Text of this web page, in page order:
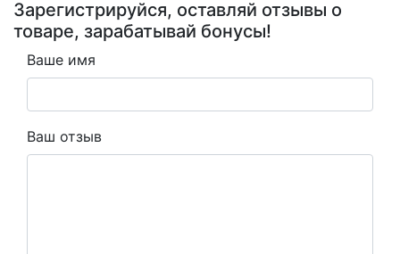
Зарегистрируйся, оставляй отзывы о
товаре, зарабатывай бонусы!
Ваше имя
Ваш отзыв